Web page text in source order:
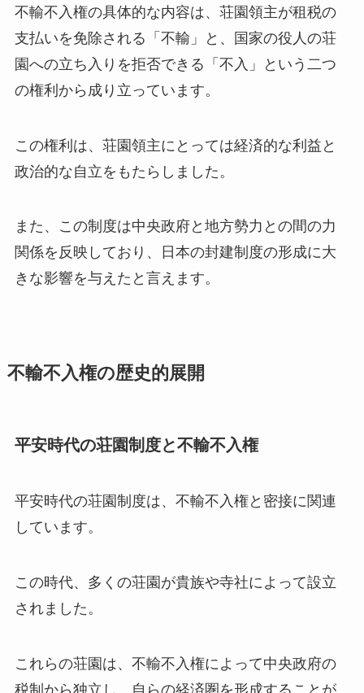
不輸不入権の具体的な内容は、荘園領主が租税の
支払いを免除される「不輸」と、国家の役人の荘
園への立ち入りを拒否できる「不入」という二つ
の権利から成り立っています。
この権利は、荘園領主にとっては経済的な利益と
政治的な自立をもたらしました。
また、この制度は中央政府と地方勢力との間の力
関係を反映しており、日本の封建制度の形成に大
きな影響を与えたと言えます。
不輸不入権の歴史的展開
平安時代の荘園制度と不輸不入権
平安時代の荘園制度は、不輸不入権と密接に関連
しています。
この時代、多くの荘園が貴族や寺社によって設立
されました。
これらの荘園は、不輸不入権によって中央政府の
税制から独立し、自らの経済圏を形成することが